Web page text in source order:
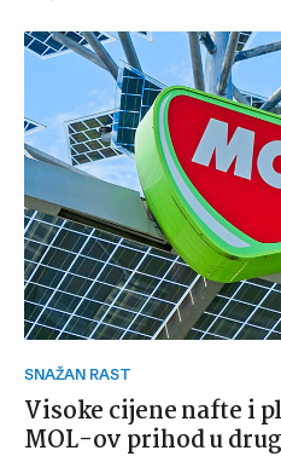
SNAŽAN RAST
Visoke cijene nafte i
MOL-ov prihod u